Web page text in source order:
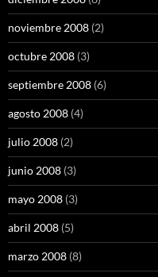
noviembre 2008 (2)
octubre 2008 (3)
septiembre 2008 (6)
agosto 2008 (4)
julio 2008 (2)
junio 2008 (3)
mayo 2008 (3)
abril 2008 (5)
marzo 2008 (8)